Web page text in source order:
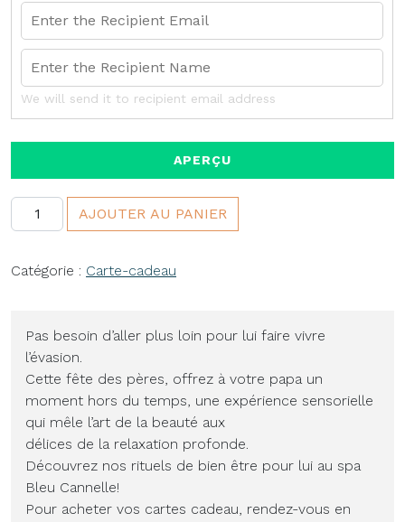
We will send it to recipient email address
APERÇU
quantité de Rituels Fête des Pères
AJOUTER AU PANIER
Catégorie : Carte-cadeau
Pas besoin d’aller plus loin pour lui faire vivre
l’évasion.
Cette fête des pères, offrez à votre papa un
moment hors du temps, une expérience sensorielle
qui mêle l’art de la beauté aux
délices de la relaxation profonde.
Découvrez nos rituels de bien être pour lui au spa
Bleu Cannelle!
Pour acheter vos cartes cadeau, rendez-vous en